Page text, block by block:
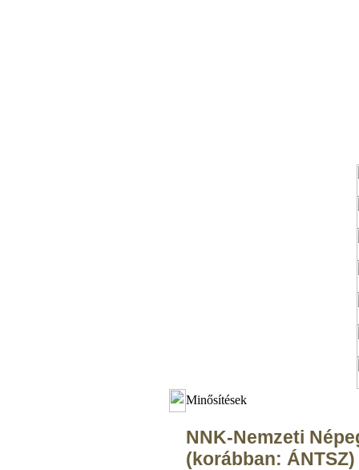
Minősítések
NNK-Nemzeti
(korábban: ÁNTSZ)